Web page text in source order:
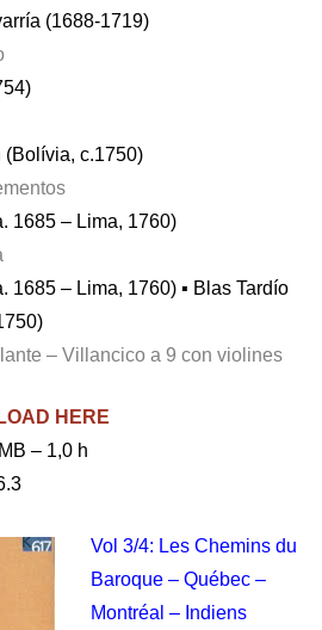
(1688-1719)
(Bolívia, c.1750)
1685 – Lima, 1760)
1685 – Lima, 1760) ▪ Blas Tardío
– Villancico a 9 con violines
HERE
– 1,0 h
Vol 3/4: Les Chemins du
Baroque – Québec –
Montréal – Indiens